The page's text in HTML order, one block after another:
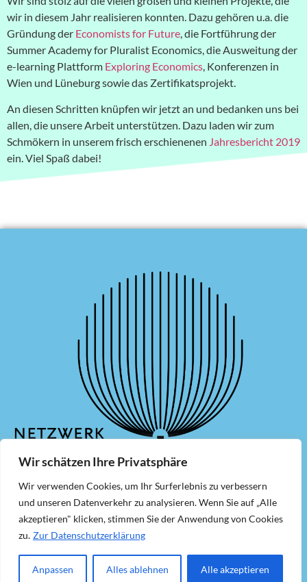
Wir schätzen Ihre Privatsphäre
Wir verwenden Cookies, um Ihr Surferlebnis zu verbessern
und unseren Datenverkehr zu analysieren. Wenn Sie auf „Alle
akzeptieren" klicken, stimmen Sie der Anwendung von Cookies
zu. Zur Datenschutzerklärung
Anpassen Alles ablehnen Alle akzeptieren
wir in diesem Jahr realisieren konnten. Dazu gehören u.a. die
Gründung der Economists for Future , die Fortführung der
Summer Academy for Pluralist Economics, die Ausweitung der
e-learning Plattform Exploring Economics , Konferenzen in
Wien und Lüneburg sowie das Zertifikatsprojekt.
An diesen Schritten knüpfen wir jetzt an und bedanken uns bei
allen, die unsere Arbeit unterstützen. Dazu laden wir zum
Schmökern in unserem frisch erschienenen Jahresbericht 2019
ein. Viel Spaß dabei!
Mitglied werden
Newsletter
Kontakt
Datenschutzerklärung